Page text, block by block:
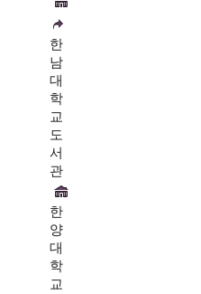
한
남
대
학
교
도
서
관
한
양
대
학
교